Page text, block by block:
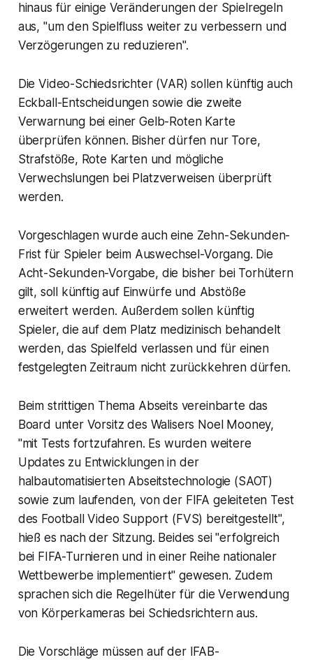
hinaus für einige Veränderungen der Spielregeln
aus, "um den Spielfluss weiter zu verbessern und
Verzögerungen zu reduzieren".
Die Video-Schiedsrichter (VAR) sollen künftig auch
Eckball-Entscheidungen sowie die zweite
Verwarnung bei einer Gelb-Roten Karte
überprüfen können. Bisher dürfen nur Tore,
Strafstöße, Rote Karten und mögliche
Verwechslungen bei Platzverweisen überprüft
werden.
Vorgeschlagen wurde auch eine Zehn-Sekunden-
Frist für Spieler beim Auswechsel-Vorgang. Die
Acht-Sekunden-Vorgabe, die bisher bei Torhütern
gilt, soll künftig auf Einwürfe und Abstöße
erweitert werden. Außerdem sollen künftig
Spieler, die auf dem Platz medizinisch behandelt
werden, das Spielfeld verlassen und für einen
festgelegten Zeitraum nicht zurückkehren dürfen.
Beim strittigen Thema Abseits vereinbarte das
Board unter Vorsitz des Walisers Noel Mooney,
"mit Tests fortzufahren. Es wurden weitere
Updates zu Entwicklungen in der
halbautomatisierten Abseitstechnologie (SAOT)
sowie zum laufenden, von der FIFA geleiteten Test
des Football Video Support (FVS) bereitgestellt",
hieß es nach der Sitzung. Beides sei "erfolgreich
bei FIFA-Turnieren und in einer Reihe nationaler
Wettbewerbe implementiert" gewesen. Zudem
sprachen sich die Regelhüter für die Verwendung
von Körperkameras bei Schiedsrichtern aus.
Die Vorschläge müssen auf der IFAB-